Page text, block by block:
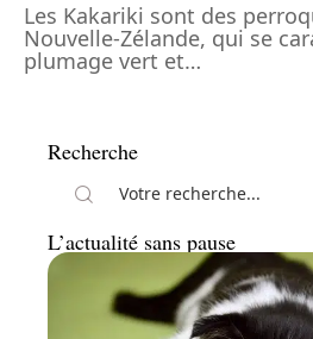
Les Kakariki sont des
Nouvelle-Zélande, qui se
plumage vert et…
Recherche
L’actualité sans pause